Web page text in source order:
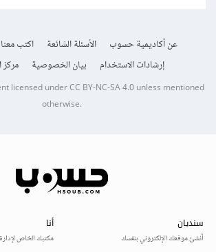
عن أكاديمية حسوب الأسئلة الشائعة اكتب معنا
إرشادات الاستخدام
بيان الخصوصية مركز
licensed underCC BY-NC-SA 4.0unless mentioned
otherwise.